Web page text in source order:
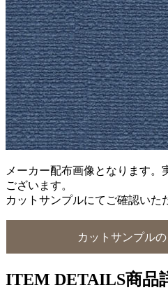
メーカー配布画像となります
ございます。
カットサンプルにてご確認いた
カットサンプル
ITEM DETAILS商品